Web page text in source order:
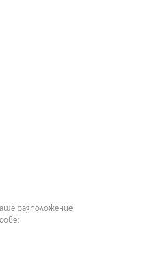
разположение